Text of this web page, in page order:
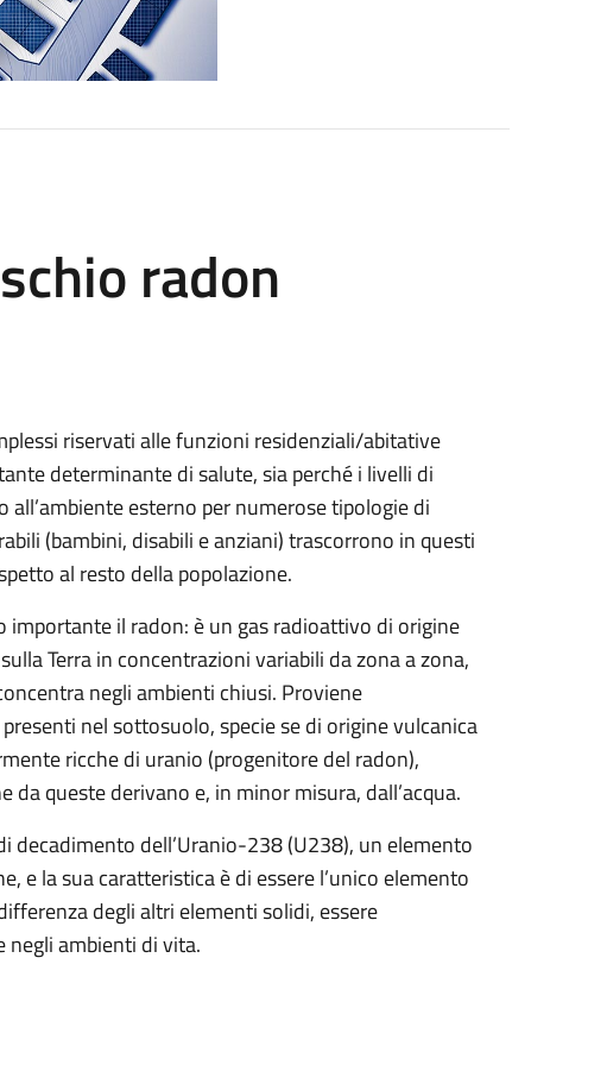
radon
riservati alle funzioni residenziali/abitative
determinante di salute, sia perché i livelli di
esterno per numerose tipologie di
(bambini, disabili e anziani) trascorrono in questi
al resto della popolazione.
importante il radon: è un gas radioattivo di origine
Terra in concentrazioni variabili da zona a zona,
negli ambienti chiusi. Proviene
nel sottosuolo, specie se di origine vulcanica
ricche di uranio (progenitore del radon),
queste derivano e, in minor misura, dall’acqua.
dell’Uranio-238 (U238), un elemento
e la sua caratteristica è di essere l’unico elemento
degli altri elementi solidi, essere
negli ambienti di vita.